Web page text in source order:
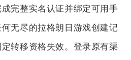
完整实名认证并绑定可用手
无尽的拉格朗日游戏创建记
转移资格失效。登录原有渠